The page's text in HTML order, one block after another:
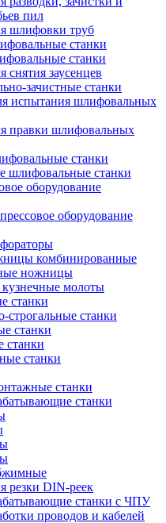
пил
шлифовки труб
станки
станки
снятия заусенцев
зачистные станки
испытания шлифовальных
правки шлифовальных
станки
шлифовальные станки
оборудование
оборудование
комбинированные
ножницы
молоты
станки
строгальные станки
станки
станки
станки
станки
станки
резки DIN-реек
станки с ЧПУ
проводов и кабелей